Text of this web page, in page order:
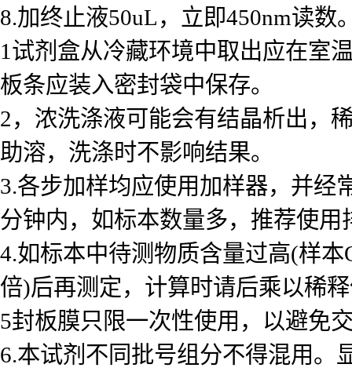
8.加终止液50uL，立即450nm读数
1试剂盒从冷藏环境中取出应在室
板条应装入密封袋中保存。
2，浓洗涤液可能会有结晶析出，
助溶，洗涤时不影响结果。
3.各步加样均应使用加样器，并经
分钟内，如标本数量多，推荐使用
4.如标本中待测物质含量过高(样
倍)后再测定，计算时请后乘以稀
5封板膜只限一次性使用，以避免
6.本试剂不同批号组分不得混用。